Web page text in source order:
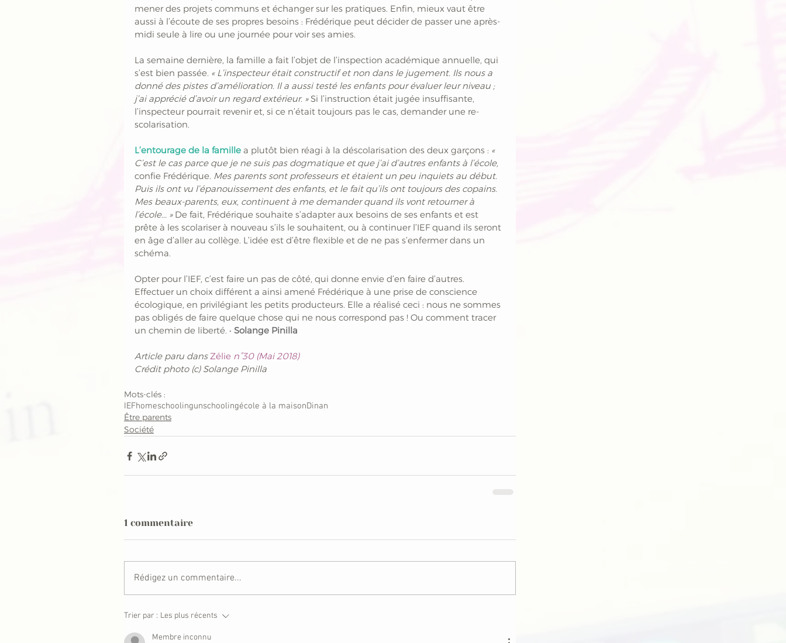
mener des projets communs et échanger sur les pratiques. Enfin, mieux vaut être
aussi à l’écoute de ses propres besoins : Frédérique peut décider de passer une après-
midi seule à lire ou une journée pour voir ses amies.
La semaine dernière, la famille a fait l’objet de l’inspection académique annuelle, qui
s’est bien passée. « L’inspecteur était constructif et non dans le jugement. Ils nous a
donné des pistes d’amélioration. Il a aussi testé les enfants pour évaluer leur niveau ;
j’ai apprécié d’avoir un regard extérieur. » Si l’instruction était jugée insuffisante,
l’inspecteur pourrait revenir et, si ce n’était toujours pas le cas, demander une re-
scolarisation.
L’entourage de la famille a plutôt bien réagi à la déscolarisation des deux garçons : «
C’est le cas parce que je ne suis pas dogmatique et que j’ai d’autres enfants à l’école,
confie Frédérique. Mes parents sont professeurs et étaient un peu inquiets au début.
Puis ils ont vu l’épanouissement des enfants, et le fait qu’ils ont toujours des copains.
Mes beaux-parents, eux, continuent à me demander quand ils vont retourner à
l’école... » De fait, Frédérique souhaite s’adapter aux besoins de ses enfants et est
prête à les scolariser à nouveau s’ils le souhaitent, ou à continuer l’IEF quand ils seront
en âge d’aller au collège. L’idée est d’être flexible et de ne pas s’enfermer dans un
schéma.
Opter pour l’IEF, c’est faire un pas de côté, qui donne envie d’en faire d’autres.
Effectuer un choix différent a ainsi amené Frédérique à une prise de conscience
écologique, en privilégiant les petits producteurs. Elle a réalisé ceci : nous ne sommes
pas obligés de faire quelque chose qui ne nous correspond pas ! Ou comment tracer
un chemin de liberté. • Solange Pinilla
Article paru dans Zélie n°30 (Mai 2018)
Crédit photo (c) Solange Pinilla
Mots-clés :
IEFhomeschoolingunschoolingécole à la maisonDinan
Être parents
Société
1 commentaire
Rédigez un commentaire...
Trier par : Les plus récents
Membre inconnu